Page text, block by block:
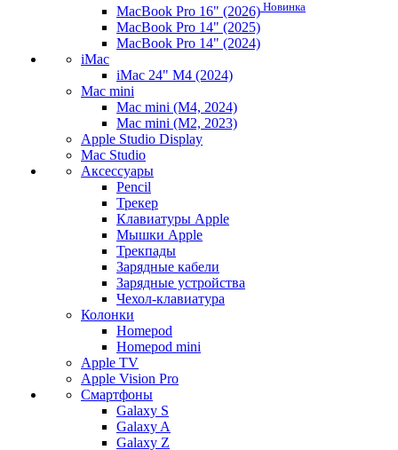
MacBook Pro 16" (2026) Новинка
MacBook Pro 14" (2025)
MacBook Pro 14" (2024)
iMac
iMac 24" M4 (2024)
Mac mini
Mac mini (M4, 2024)
Mac mini (M2, 2023)
Apple Studio Display
Mac Studio
Аксессуары
Pencil
Трекер
Клавиатуры Apple
Мышки Apple
Трекпады
Зарядные кабели
Зарядные устройства
Чехол-клавиатура
Колонки
Homepod
Homepod mini
Apple TV
Apple Vision Pro
Смартфоны
Galaxy S
Galaxy A
Galaxy Z